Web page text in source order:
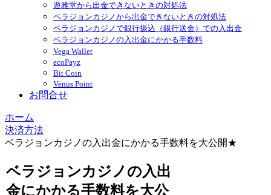
遊雅堂から出金できないときの対処法
ベラジョンカジノから出金できないときの対処法
ベラジョンカジノで銀行振込（銀行送金）での入出金
ベラジョンカジノの入出金にかかる手数料
Vega Wallet
ecoPayz
Bit Coin
Venus Point
お問合せ
ホーム
決済方法
ベラジョンカジノの入出金にかかる手数料を大公開★
ベラジョンカジノの入出
金にかかる手数料を大公